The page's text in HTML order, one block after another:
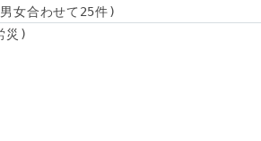
女合わせて25件)
災)